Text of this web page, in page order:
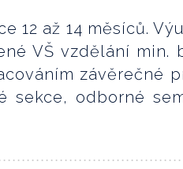
12 až 14 měsíců.
VŠ vzdělání min.
závěrečné
odborné